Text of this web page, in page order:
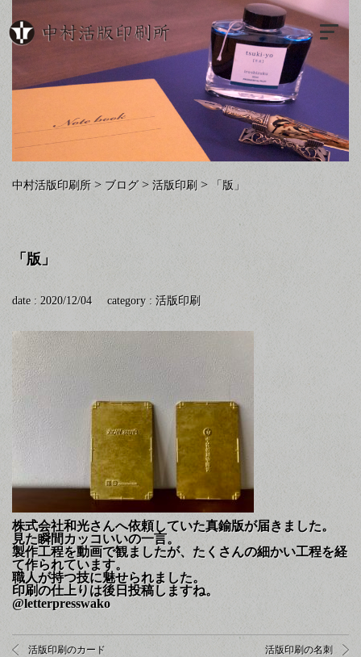
中村活版印刷所 > ブログ > 活版印刷 > 「版」
「版」
date : 2020/12/04 category : 活版印刷
株式会社和光さんへ依頼していた真鍮版が届きました。
見た瞬間カッコいいの一言。
製作工程を動画で観ましたが、たくさんの細かい工程を経
て作られています。
職人が持つ技に魅せられました。
印刷の仕上りは後日投稿しますね。
@letterpresswako
活版印刷のカード 活版印刷の名刺